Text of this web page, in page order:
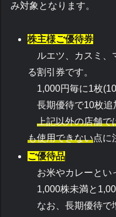
み対象となります。
株主様ご優待券
ルエツ、カスミ、
る割引券です。
1,000円毎に1枚
長期優待で10枚追
上記以外の店舗で
も使用できない点に
ご優待品
お米やカレーとい
1,000株未満と
なお、長期優待で